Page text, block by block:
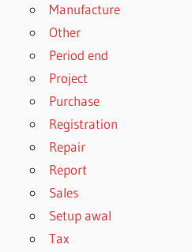
Manufacture
Other
Period end
Project
Purchase
Registration
Repair
Report
Sales
Setup awal
Tax